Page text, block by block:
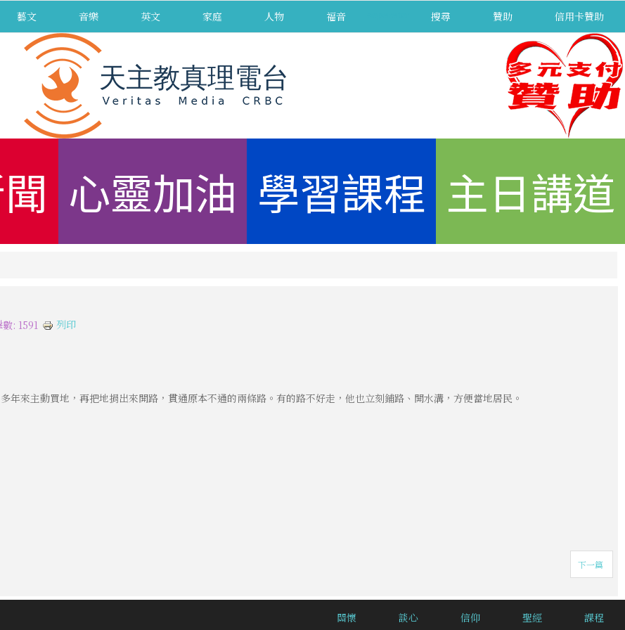
藝文 音樂 英文 家庭 人物 福音 搜尋 贊助 信用卡贊助
心靈加油 學習課程 主日講道
: 1591 列印
年來主動買地，再把地捐出來開路，貫通原本不通的兩條路。有的路不好走，他也立刻鋪路、開水溝，方便當地居民。
下一篇
關懷 談心 信仰 聖經 課程